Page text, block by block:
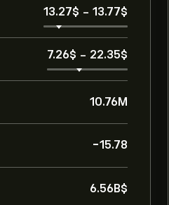
13.27‎$‎ - 13.77‎$‎
7.26‎$‎ - 22.35‎$‎
10.76M
-15.78
6.56B‎$‎